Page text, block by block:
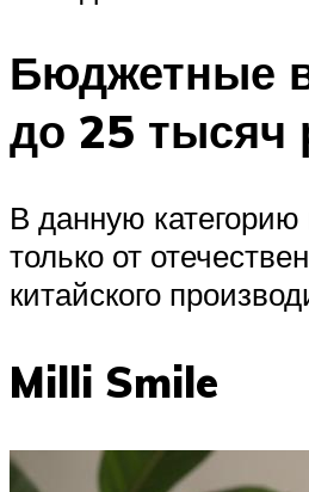
Бюджетные
до 25 тысяч
В данную
только от
китайского
Milli Smile